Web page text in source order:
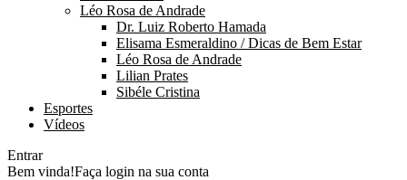
Léo Rosa de Andrade
Dr. Luiz Roberto Hamada
Elisama Esmeraldino / Dicas de Bem Estar
Léo Rosa de Andrade
Lilian Prates
Sibéle Cristina
Esportes
Vídeos
Entrar
Bem vinda!Faça login na sua conta